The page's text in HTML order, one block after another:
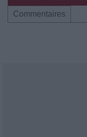
Commentaires